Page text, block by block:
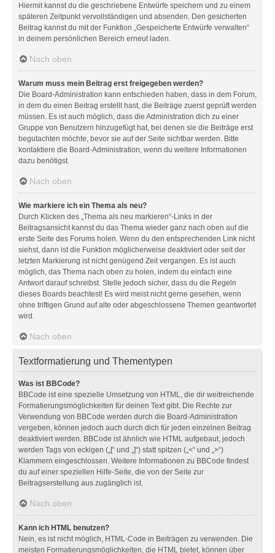
Hiermit kannst du die geschriebene Entwürfe speichern und zu einem
späteren Zeitpunkt vervollständigen und absenden. Den gesicherten
Beitrag kannst du mit der Funktion „Gespeicherte Entwürfe verwalten“
in deinem persönlichen Bereich erneut laden.
Nach oben
Warum muss mein Beitrag erst freigegeben werden?
Die Board-Administration kann entschieden haben, dass in dem Forum,
in dem du einen Beitrag erstellt hast, die Beiträge zuerst geprüft werden
müssen. Es ist auch möglich, dass die Administration dich zu einer
Gruppe von Benutzern hinzugefügt hat, bei denen sie die Beiträge erst
begutachten möchte, bevor sie auf der Seite sichtbar werden. Bitte
kontaktiere die Board-Administration, wenn du weitere Informationen
dazu benötigst.
Nach oben
Wie markiere ich ein Thema als neu?
Durch Klicken des „Thema als neu markieren“-Links in der
Beitragsansicht kannst du das Thema wieder ganz nach oben auf die
erste Seite des Forums holen. Wenn du den entsprechenden Link nicht
siehst, dann ist die Funktion möglicherweise deaktiviert oder seit der
letzten Markierung ist nicht genügend Zeit vergangen. Es ist auch
möglich, das Thema nach oben zu holen, indem du einfach eine
Antwort darauf schreibst. Stelle jedoch sicher, dass du die Regeln
dieses Boards beachtest! Es wird meist nicht gerne gesehen, wenn
ohne triftigen Grund auf alte oder abgeschlossene Themen geantwortet
wird.
Nach oben
Textformatierung und Thementypen
Was ist BBCode?
BBCode ist eine spezielle Umsetzung von HTML, die dir weitreichende
Formatierungsmöglichkeiten für deinen Text gibt. Die Rechte zur
Verwendung von BBCode werden durch die Board-Administration
vergeben, können jedoch auch durch dich für jeden einzelnen Beitrag
deaktiviert werden. BBCode ist ähnlich wie HTML aufgebaut, jedoch
werden Tags von eckigen („[“ und „]“) statt spitzen („<“ und „>“)
Klammern eingeschlossen. Weitere Informationen zu BBCode findest
du auf einer speziellen Hilfe-Seite, die von der Seite zur
Beitragserstellung aus zugänglich ist.
Nach oben
Kann ich HTML benutzen?
Nein, es ist nicht möglich, HTML-Code in Beiträgen zu verwenden. Die
meisten Formatierungsmöglichkeiten, die HTML bietet, können über